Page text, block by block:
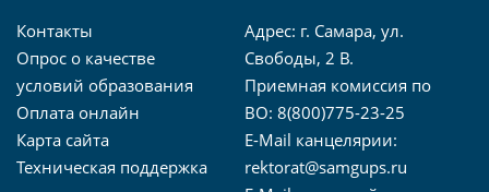
Контакты
Опрос о качестве
условий образования
Оплата онлайн
Карта сайта
Техническая поддержка
Адрес: г. Самара, ул.
Свободы, 2 В.
Приемная комиссия по
ВО: 8(800)775-23-25
E-Mail канцелярии:
rektorat@samgups.ru